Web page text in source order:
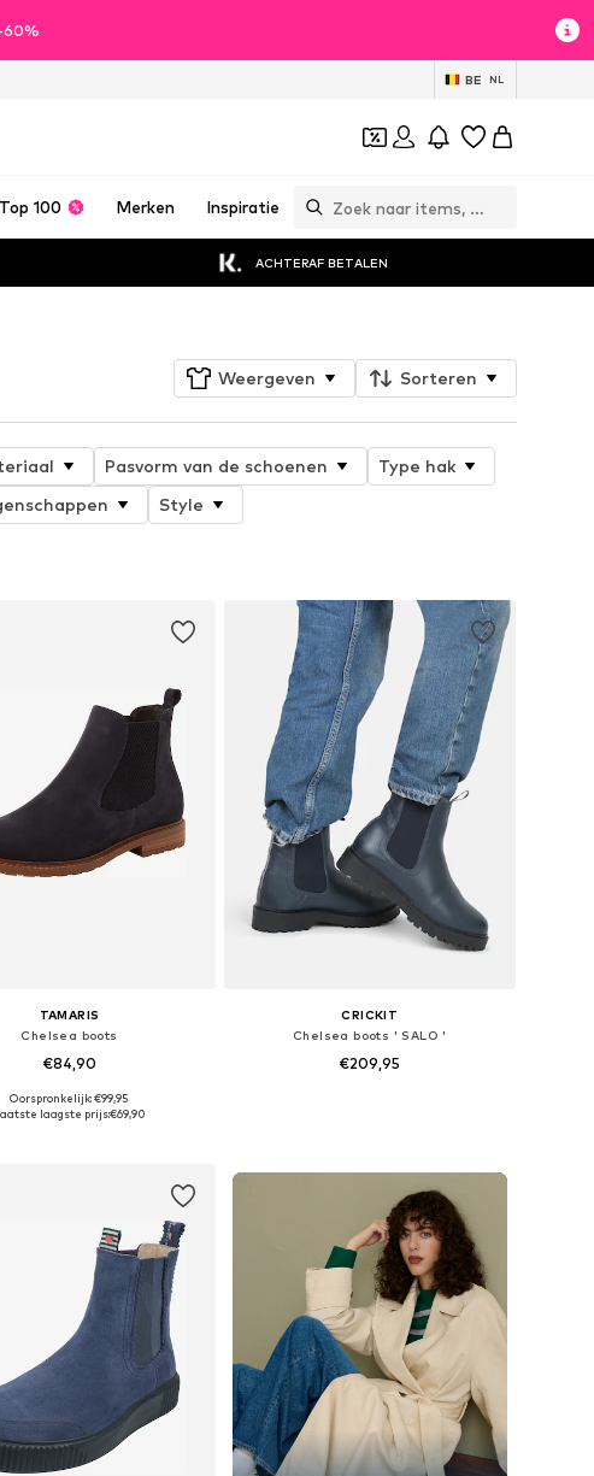
60%
BE NL
Top 100 Merken Inspiratie
ACHTERAF BETALEN
Weergeven Sorteren
Pasvorm van de schoenen
Type hak
Style
TAMARIS
Chelsea boots
€84,90
+8
maten: 36, 37, 38, 39, 42
Oorspronkelijk: €99,95
laagste prijs:€69,90
CRICKIT
Chelsea boots ' SALO '
€209,95